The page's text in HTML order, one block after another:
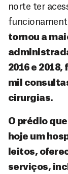
norte ter
tornou a
2016 e
mil
cirurgias.
O prédio
hoje um
leitos,
serviços,